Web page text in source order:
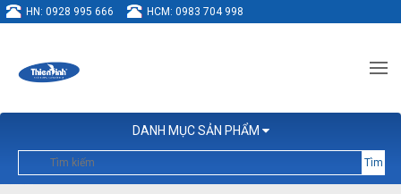
HN: 0928 995 666 HCM: 0983 704 998
DANH MỤC SẢN PHẨM
Tìm